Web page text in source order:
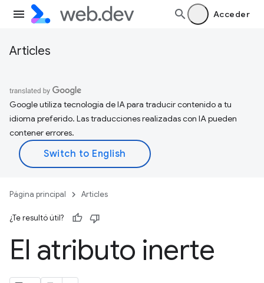
Acceder
Articles
Google utiliza tecnología de IA para traducir contenido a tu
idioma preferido. Las traducciones realizadas con IA pueden
contener errores.
Página principal Articles
¿Te resultó útil?
El atributo inerte